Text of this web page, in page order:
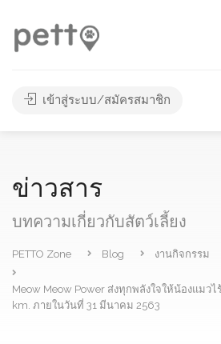
เข้าสู่ระบบ/สมัครสมาชิก
ข่าวสาร
บทความเกี่ยวกับสัตว์เลี้ยง
PETTO Zone Blog งานกิจกรรม
Meow Meow Power ส่งทุกพลังใจให้น้องแมวไ
km. ภายในวันที่ 31 มีนาคม 2563